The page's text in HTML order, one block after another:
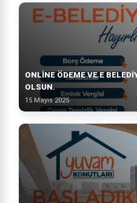
ONLINE ÖDEME VE E
OLSUN.
15 Mayıs 2025